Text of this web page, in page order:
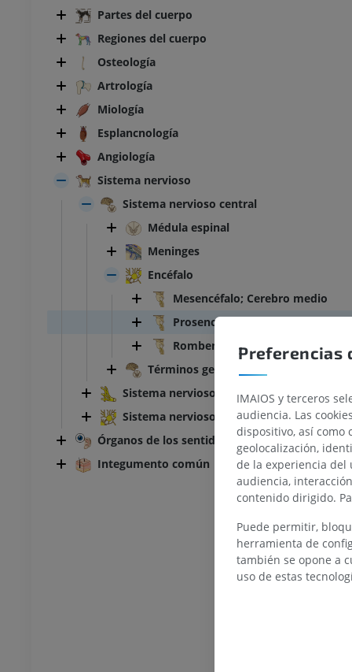
Partes del cuerpo
Regiones del cuerpo
Osteología
Artrología
Miología
Esplancnología
Angiología
Sistema nervioso
Sistema nervioso central
Médula espinal
Meninges
Encéfalo
Mesencéfalo; Cerebro medio
Prosencéfalo; Cerebro anterior
Rombencéfalo; Cerebro
Términos generales
Sistema nervioso periférico
Sistema nervioso autónomo
Órganos de los sentidos
Integumento común
BOVINO
Bovino - Anatomía general
Ilustraciones
GRATIS
Bovino - Osteología
Ilustraciones
PREMIUM
Preferencias
IMAIOS y terceros
audiencia. Las
dispositivo, así como
geolocalización,
de la experiencia del
audiencia,
contenido dirigido.
Puede permitir,
herramienta de
también se opone a
uso de estas